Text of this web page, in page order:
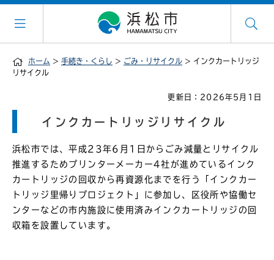
ホーム > 手続き・くらし > ごみ・リサイクル > インクカートリッジ
リサイクル
更新日：2026年5月1日
インクカートリッジリサイクル
浜松市では、平成23年6月1日からごみ減量とリサイクル
推進するためプリンターメーカー4社が進めているインク
カートリッジの回収から再資源化までを行う「インクカー
トリッジ里帰りプロジェクト」に参加し、区役所や協働セ
ンターなどの市内施設に使用済みインクカートリッジの回
収箱を設置しています。